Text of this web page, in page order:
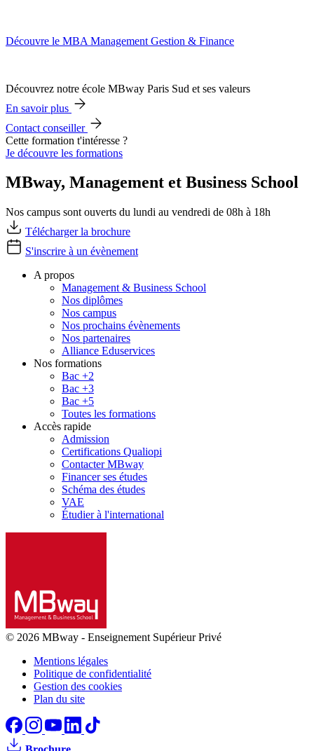
Découvre le MBA Management Gestion & Finance
Découvrez notre école MBway Paris Sud et ses valeurs
En savoir plus
Contact conseiller
Cette formation t'intéresse ?
Je découvre les formations
MBway, Management et Business School
Nos campus sont ouverts du lundi au vendredi de 08h à 18h
Télécharger la brochure
S'inscrire à un évènement
A propos
Management & Business School
Nos diplômes
Nos campus
Nos prochains évènements
Nos partenaires
Alliance Eduservices
Nos formations
Bac +2
Bac +3
Bac +5
Toutes les formations
Accès rapide
Admission
Certifications Qualiopi
Contacter MBway
Financer ses études
Schéma des études
VAE
Étudier à l'international
© 2026 MBway - Enseignement Supérieur Privé
Mentions légales
Politique de confidentialité
Gestion des cookies
Plan du site